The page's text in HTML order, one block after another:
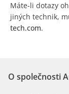
Máte-li dotazy
jiných technik,
tech.com.
O společnosti